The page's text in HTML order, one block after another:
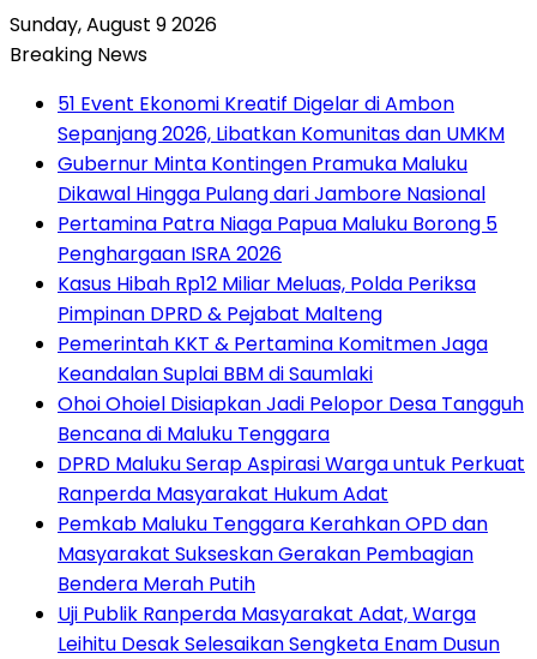
Sunday, August 9 2026
Breaking News
51 Event Ekonomi Kreatif Digelar di Ambon
Sepanjang 2026, Libatkan Komunitas dan UMKM
Gubernur Minta Kontingen Pramuka Maluku
Dikawal Hingga Pulang dari Jambore Nasional
Pertamina Patra Niaga Papua Maluku Borong 5
Penghargaan ISRA 2026
Kasus Hibah Rp12 Miliar Meluas, Polda Periksa
Pimpinan DPRD & Pejabat Malteng
Pemerintah KKT & Pertamina Komitmen Jaga
Keandalan Suplai BBM di Saumlaki
Ohoi Ohoiel Disiapkan Jadi Pelopor Desa Tangguh
Bencana di Maluku Tenggara
DPRD Maluku Serap Aspirasi Warga untuk Perkuat
Ranperda Masyarakat Hukum Adat
Pemkab Maluku Tenggara Kerahkan OPD dan
Masyarakat Sukseskan Gerakan Pembagian
Bendera Merah Putih
Uji Publik Ranperda Masyarakat Adat, Warga
Leihitu Desak Selesaikan Sengketa Enam Dusun